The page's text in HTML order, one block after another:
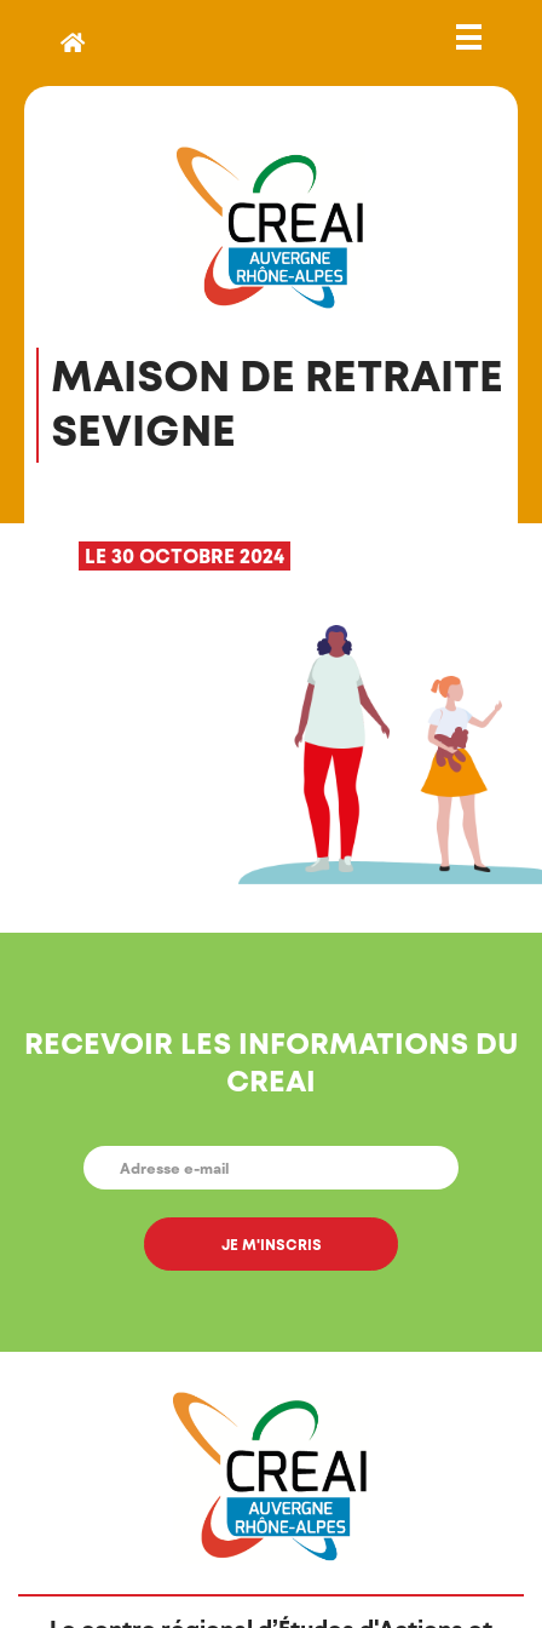
MAISON DE RETRAITE
SEVIGNE
LE 30 OCTOBRE 2024
RECEVOIR LES INFORMATIONS DU
CREAI
E-
MAIL *